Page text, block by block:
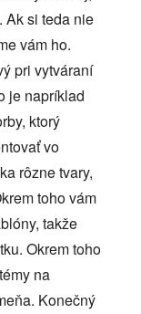
Ak si teda nie
vám ho.
pri vytváraní
je napríklad
ktorý
vo
rôzne tvary,
toho vám
takže
Okrem toho
na
Konečný